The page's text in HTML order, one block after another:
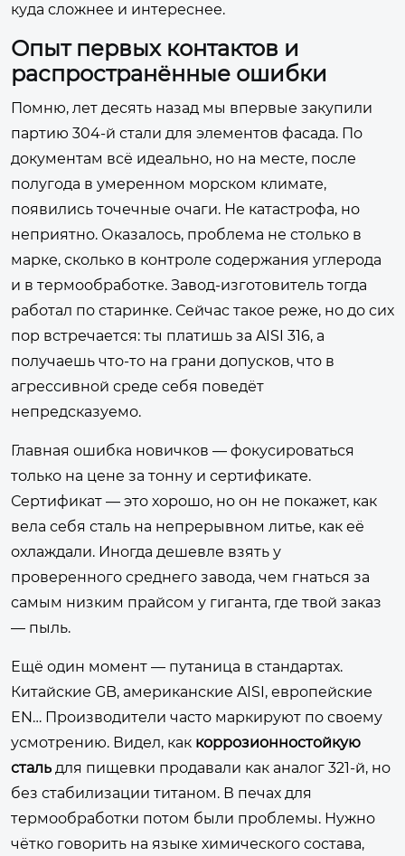
куда сложнее и интереснее.
Опыт первых контактов и
распространённые ошибки
Помню, лет десять назад мы впервые закупили
партию 304-й стали для элементов фасада. По
документам всё идеально, но на месте, после
полугода в умеренном морском климате,
появились точечные очаги. Не катастрофа, но
неприятно. Оказалось, проблема не столько в
марке, сколько в контроле содержания углерода
и в термообработке. Завод-изготовитель тогда
работал по старинке. Сейчас такое реже, но до сих
пор встречается: ты платишь за AISI 316, а
получаешь что-то на грани допусков, что в
агрессивной среде себя поведёт
непредсказуемо.
Главная ошибка новичков — фокусироваться
только на цене за тонну и сертификате.
Сертификат — это хорошо, но он не покажет, как
вела себя сталь на непрерывном литье, как её
охлаждали. Иногда дешевле взять у
проверенного среднего завода, чем гнаться за
самым низким прайсом у гиганта, где твой заказ
— пыль.
Ещё один момент — путаница в стандартах.
Китайские GB, американские AISI, европейские
EN… Производители часто маркируют по своему
усмотрению. Видел, как коррозионностойкую
сталь для пищевки продавали как аналог 321-й, но
без стабилизации титаном. В печах для
термообработки потом были проблемы. Нужно
чётко говорить на языке химического состава,